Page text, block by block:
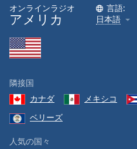
オンラインラジオ
アメリカ
言語:
日本語
隣接国
カナダ
メキシコ
ベリーズ
人気の国々